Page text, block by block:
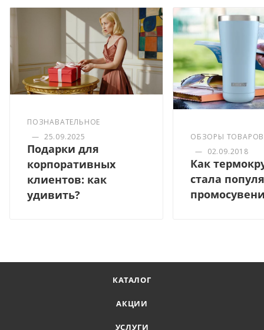
ПОЗНАВАТЕЛЬНОЕ
— 25.09.2025
Подарки для
корпоративных
клиентов: как
удивить?
ОБЗОРЫ ТОВАРОВ
— 02.09.2018
Как
стала
КАТАЛОГ
АКЦИИ
УСЛУГИ